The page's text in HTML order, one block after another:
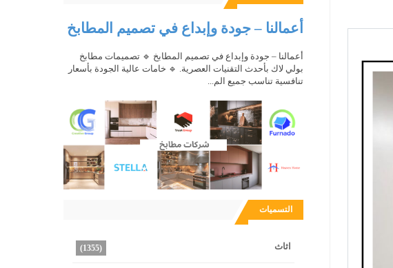
أعمالنا – جودة وإبداع في تصميم المطابخ
أعمالنا – جودة وإبداع في تصميم المطابخ 🔹 تصميمات مطابخ
بولي لاك بأحدث التقنيات العصرية. 🔹 خامات عالية الجودة بأسعار
تنافسية تناسب جميع الم...
التسميات
اثاث (1355)